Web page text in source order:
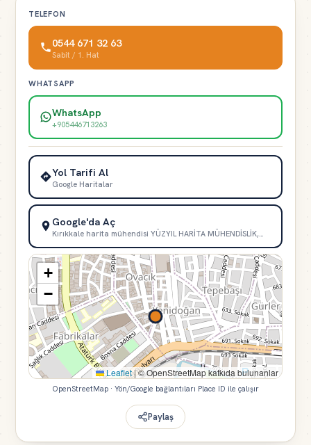
TELEFON
0544 671 32 63
Sabit / 1. Hat
WHATSAPP
WhatsApp
+905446713263
Yol Tarifi Al
Google Haritalar
Google'da Aç
Kırıkkale harita mühendisi YÜZYIL HARİTA MÜHENDİSLİK,…
+
−
Leaflet|© OpenStreetMap katkıda bulunanlar
OpenStreetMap · Yön/Google bağlantıları Place ID ile çalışır
Paylaş